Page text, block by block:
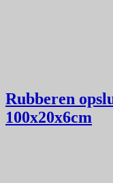
Rubberen
100x20x6cm